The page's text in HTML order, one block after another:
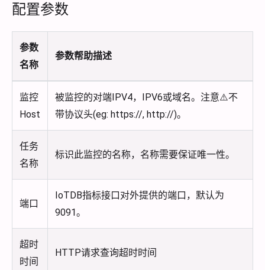
配置参数
参数
名称
参数帮助描述
监控
Host
被监控的对端IPV4，IPV6或域名。注意⚠️不
带协议头(eg: https://, http://)。
任务
名称
标识此监控的名称，名称需要保证唯一性。
端口
IoTDB指标接口对外提供的端口，默认为
9091。
超时
时间
HTTP请求查询超时时间